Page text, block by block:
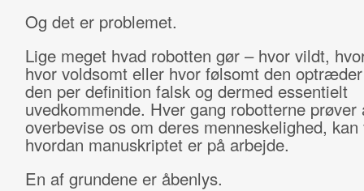
Og det er problemet.
Lige meget hvad robotten gør – hvor vildt,
hvor voldsomt eller hvor følsomt den
den per definition falsk og dermed essentielt
uvedkommende. Hver gang robotterne prøver
overbevise os om deres menneskelighed,
hvordan manuskriptet er på arbejde.
En af grundene er åbenlys.